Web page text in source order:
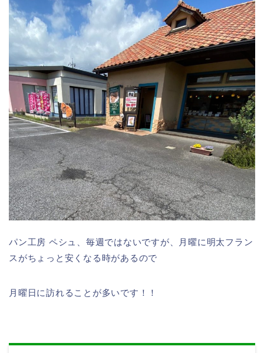
パン工房 ペシュ、毎週ではないですが、月曜に明太フラン
スがちょっと安くなる時があるので
月曜日に訪れることが多いです！！